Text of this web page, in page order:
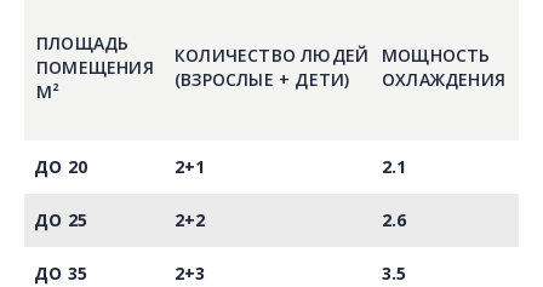
ПЛОЩАДЬ
ПОМЕЩЕНИЯ
М²
КОЛИЧЕСТВО ЛЮДЕЙ
(ВЗРОСЛЫЕ + ДЕТИ)
МОЩНОСТЬ
ОХЛАЖДЕНИЯ
ДО 20 2+1 2.1
ДО 25 2+2 2.6
ДО 35 2+3 3.5